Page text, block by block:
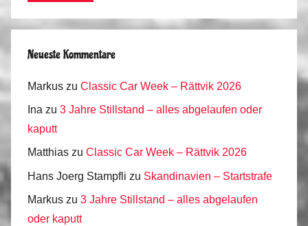
Neueste Kommentare
Markus zu Classic Car Week – Rättvik 2026
Ina zu 3 Jahre Stillstand – alles abgelaufen oder
kaputt
Matthias zu Classic Car Week – Rättvik 2026
Hans Joerg Stampfli zu Skandinavien – Startstrafe
Markus zu 3 Jahre Stillstand – alles abgelaufen
oder kaputt